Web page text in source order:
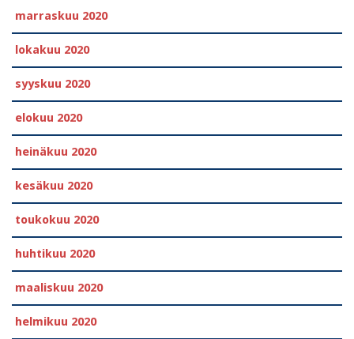
marraskuu 2020
lokakuu 2020
syyskuu 2020
elokuu 2020
heinäkuu 2020
kesäkuu 2020
toukokuu 2020
huhtikuu 2020
maaliskuu 2020
helmikuu 2020